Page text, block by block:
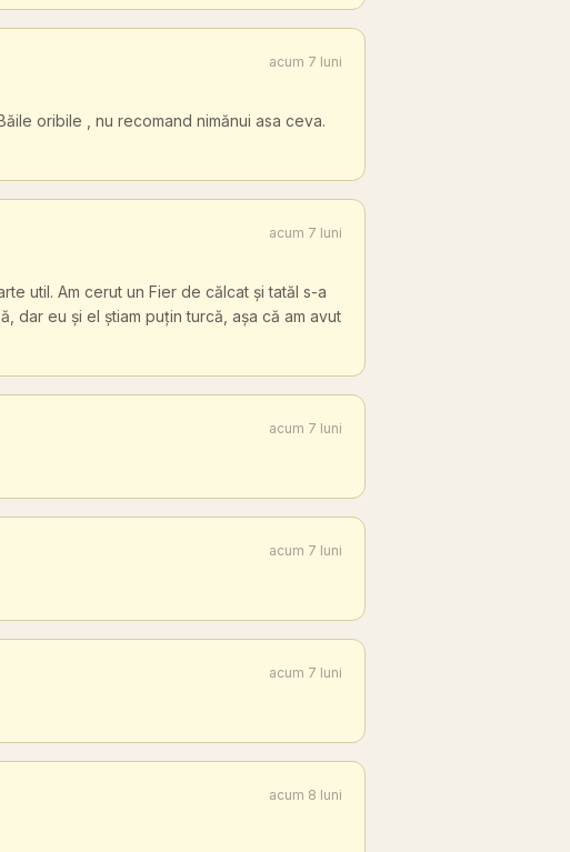
acum 7 luni
oribile , nu recomand nimănui asa ceva.
acum 7 luni
util. Am cerut un Fier de călcat și tatăl s-a
dar eu și el știam puțin turcă, așa că am avut
acum 7 luni
acum 7 luni
acum 7 luni
acum 8 luni